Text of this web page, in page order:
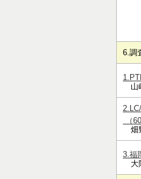
6.調
山
（
畑
3.福
大